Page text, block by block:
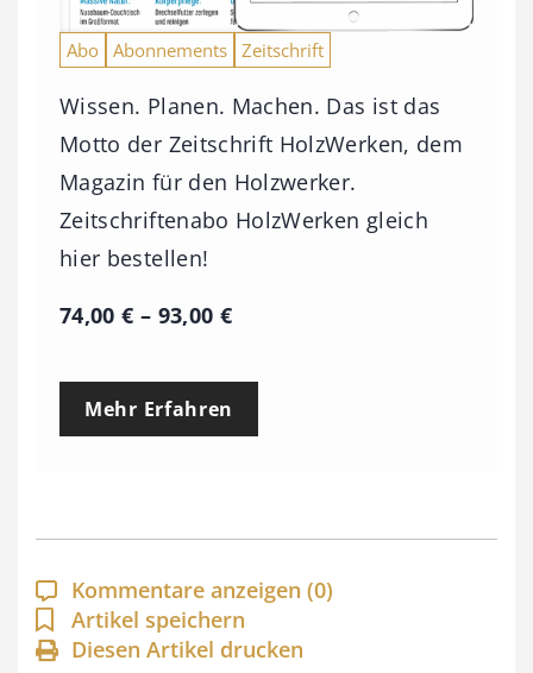
Abo Abonnements Zeitschrift
Wissen. Planen. Machen. Das ist das
Motto der Zeitschrift HolzWerken, dem
Magazin für den Holzwerker.
Zeitschriftenabo HolzWerken gleich
hier bestellen!
74,00€ – 93,00 €P
e
p
a
n
n
Mehr Erfahren
Kommentare anzeigen (0)
Artikel speichern
Diesen Artikel drucken